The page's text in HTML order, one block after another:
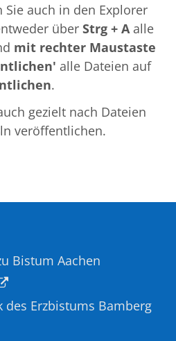
auch in den Explorer
über Strg + A alle
mit rechter Maustaste
alle Dateien auf
.
gezielt nach Dateien
veröffentlichen.
Bistum Aachen
des Erzbistums Bamberg